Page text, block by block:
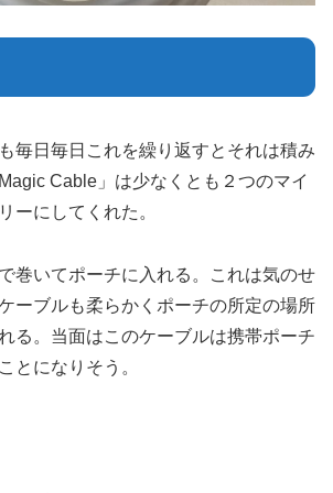
毎日毎日これを繰り返すとそれは積み
Cable」は少なくとも２つのマイ
ーにしてくれた。
巻いてポーチに入れる。これは気のせ
ーブルも柔らかくポーチの所定の場所
る。当面はこのケーブルは携帯ポーチ
とになりそう。